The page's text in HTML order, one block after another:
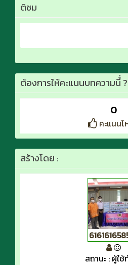
ติชม
ต้องการให้คะแนนบทความนี้่ ?
0
คะแนนโ
สร้างโดย :
สถานะ : ผู้ใช้